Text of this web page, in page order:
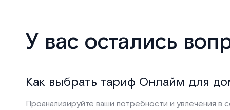
У вас остались
Как выбрать тариф Онлайм для
Проанализируйте ваши потребности и увлечения